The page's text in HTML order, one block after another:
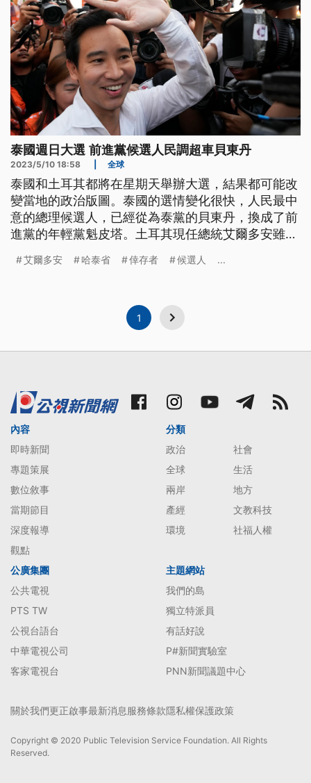
泰國週日大選 前進黨候選人民調超車貝東丹
2023/5/10 18:58 全球
泰國和土耳其都將在星期天舉辦大選，結果都可能改
變當地的政治版圖。泰國的選情變化很快，人民最中
意的總理候選人，已經從為泰黨的貝東丹，換成了前
進黨的年輕黨魁皮塔。土耳其現任總統艾爾多安雖然
艾爾多安 哈泰省 倖存者 候選人 ...
1
內容
即時新聞
專題策展
數位敘事
當期節目
深度報導
觀點
分類
政治
社會
全球
生活
兩岸
地方
產經
文教科技
環境
社福人權
公廣集團
公共電視
PTS TW
公視台語台
中華電視公司
客家電視台
主題網站
我們的島
獨立特派員
有話好說
P#新聞實驗室
PNN新聞議題中心
關於我們更正啟事最新消息服務條款隱私權保護政策
Copyright © 2020 Public Television Service Foundation. All Rights
Reserved.